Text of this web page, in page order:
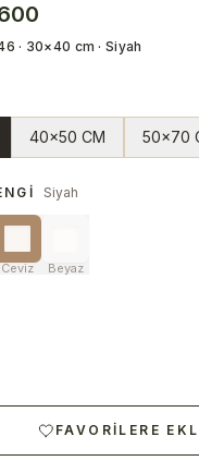
· 30×40 cm · Siyah
40x50 CM 50x70
Siyah
Ceviz Beyaz
FAVORILERE